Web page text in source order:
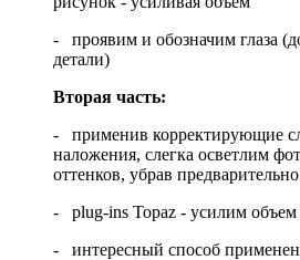
- проявим и обозначим глаза
детали)
Вторая часть:
- применив корректирующие
наложения, слегка осветлим
оттенков, убрав
- plug-ins Topaz - усилим объем
- интересный способ